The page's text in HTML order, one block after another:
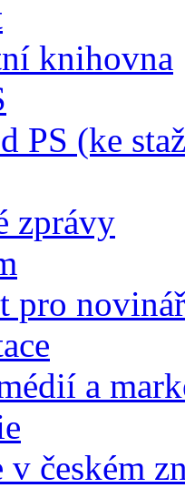
knihovna
PS (ke
zprávy
pro
a
českém